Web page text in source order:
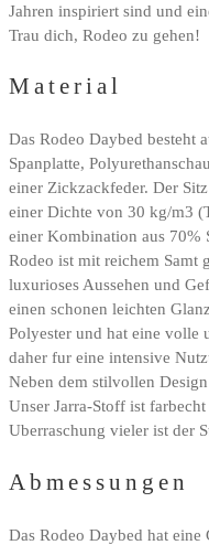
Jahren inspiriert sind und
Trau dich, Rodeo zu gehen!
Material
Das Rodeo Daybed besteht
Spanplatte,
einer Zickzackfeder. Der
einer Dichte von 30 kg/m3
einer Kombination aus 70%
Rodeo ist mit reichem Samt
luxurioses Aussehen und
einen schonen leichten
Polyester und hat eine volle
daher fur eine intensive
Neben dem stilvollen
Unser Jarra-Stoff ist
Uberraschung vieler ist der
Abmessungen
Das Rodeo Daybed hat